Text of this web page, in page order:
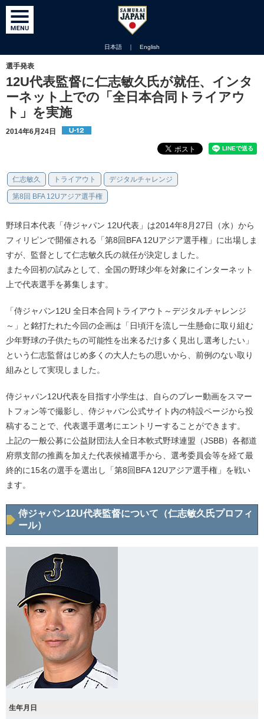
日本語 ｜ English
選手発表
12U代表監督に仁志敏久氏が就任、インタ
ーネット上での「全日本合同トライアウ
ト」を実施
2014年6月24日
仁志敏久 トライアウト デジタルチャレンジ
第8回 BFA 12Uアジア選手権
野球日本代表「侍ジャパン 12U代表」は2014年8月27日（水）から
フィリピンで開催される「第8回BFA 12Uアジア選手権」に出場しま
すが、監督として仁志敏久氏の就任が決定しました。
また今回初の試みとして、全国の野球少年を対象にインターネット
上で代表選手を募集します。
「侍ジャパン12U 全日本合同トライアウト～デジタルチャレンジ
～」と銘打たれた今回の企画は「日頃汗を流し一生懸命に取り組む
少年野球の子供たちの可能性を出来るだけ多く見出し選考したい」
という仁志監督はじめ多くの大人たちの思いから、前例のない取り
組みとして実現しました。
侍ジャパン12U代表を目指す小学生は、自らのプレー動画をスマー
トフォン等で撮影し、侍ジャパン公式サイト内の特設ページから投
稿することで、代表選手選考にエントリーすることができます。
上記の一般公募に公益財団法人全日本軟式野球連盟（JSBB）各都道
府県支部の推薦を加えた代表候補選手から、選考委員会等を経て最
終的に15名の選手を選出し「第8回BFA 12Uアジア選手権」を戦い
ます。
侍ジャパン12U代表監督について（仁志敏久氏プロフィ
ール）
生年月日